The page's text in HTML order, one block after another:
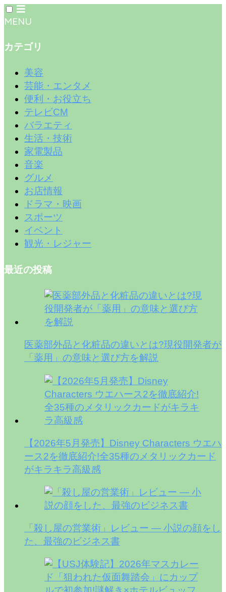
MENU
カテゴリ
美容
芸能・エンタメ
便利・お役立ち
テレビCM
バラエティ
生活・技術
家電製品
音楽
グルメ
お店情報
ドラマ・映画
スポーツ
イベント
観光・レジャー
最近の投稿
医薬部外品と化粧品の違いとは?現役開発者が
「薬用」の意味と選び方を解説
【2026年5月発売】Disney Characters ウエハ
ース2を徹底紹介!全35種のメタリックカード
がキラキラ高級感
「殺し屋の営業術」レビュー — 小説の顔をし
た、最強のビジネス書